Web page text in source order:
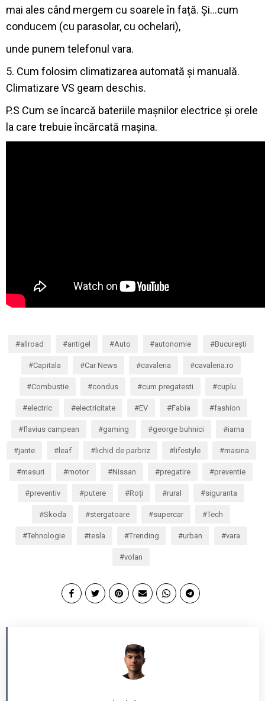
mai ales când mergem cu soarele în față. Și…cum
conducem (cu parasolar, cu ochelari),
unde punem telefonul vara.
5. Cum folosim climatizarea automată și manuală.
Climatizare VS geam deschis.
P.S Cum se încarcă bateriile mașnilor electrice și orele
la care trebuie încărcată mașina.
allroad antigel Auto autonomie București
Capitala Car News cavaleria cavaleria.ro
Combustie condus cum pregatesti cuplu
electric electricitate EV Fabia fashion
flavius campean gaming george buhnici iarna
jante leaf lichid de parbriz lifestyle masina
masuri motor Nissan pregatire preventie
preventiv putere Roți rural siguranta
Skoda stergatoare supercar Tech
Tehnologie tesla Trending urban vara
volan